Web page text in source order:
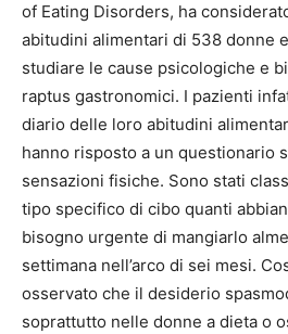
of Eating Disorders, ha
abitudini alimentari di 538 donne
studiare le cause psicologiche e
raptus gastronomici. I pazienti
diario delle loro abitudini
hanno risposto a un questionario
sensazioni fisiche. Sono stati
tipo specifico di cibo quanti
bisogno urgente di mangiarlo
settimana nell’arco di sei mesi.
osservato che il desiderio
soprattutto nelle donne a dieta o